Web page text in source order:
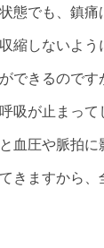
態でも、鎮痛
縮しないよ
できるのです
吸が止まっ
血圧や脈拍
きますから